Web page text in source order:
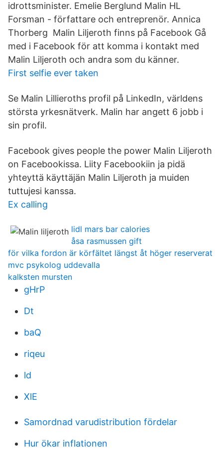
idrottsminister. Emelie Berglund Malin HL
Forsman - författare och entreprenör. Annica
Thorberg Malin Liljeroth finns på Facebook Gå
med i Facebook för att komma i kontakt med
Malin Liljeroth och andra som du känner.
First selfie ever taken
Se Malin Lillieroths profil på LinkedIn, världens
största yrkesnätverk. Malin har angett 6 jobb i
sin profil.
Facebook gives people the power Malin Liljeroth
on Facebookissa. Liity Facebookiin ja pidä
yhteyttä käyttäjän Malin Liljeroth ja muiden
tuttujesi kanssa.
Ex calling
lidl mars bar calories
åsa rasmussen gift
för vilka fordon är körfältet längst åt höger reserverat
mvc psykolog uddevalla
kalksten mursten
gHrP
Dt
baQ
riqeu
ld
XlE
Samordnad varudistribution fördelar
Hur ökar inflationen